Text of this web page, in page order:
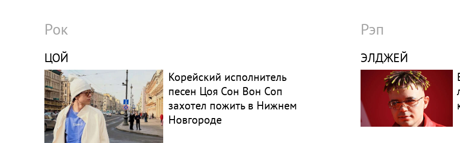
Рок
ЦОЙ
Корейский исполнитель
песен Цоя Сон Вон Соп
захотел пожить в Нижнем
Новгороде
Рэп
ЭЛДЖЕЙ